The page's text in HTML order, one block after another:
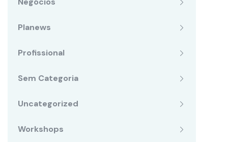
Planews
Profissional
Sem Categoria
Uncategorized
Workshops